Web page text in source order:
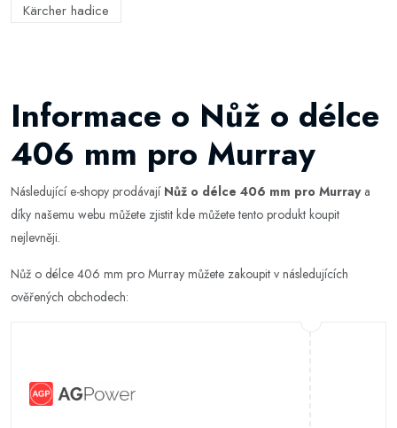
Kärcher hadice
Informace o Nůž o délce
406 mm pro Murray
Následující e-shopy prodávají Nůž o délce 406 mm pro Murraya
díky našemu webu můžete zjistit kde můžete tento produkt koupit
nejlevněji.
Nůž o délce 406 mm pro Murray můžete zakoupit v následujících
ověřených obchodech: